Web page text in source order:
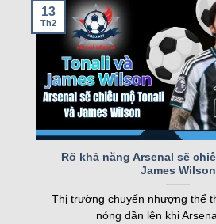
Một số tính năng nổi
Trang web sở hữu nhiều tính
ứng nhu cầu của cả người
Rõ khả năng Arsenal sẽ
James Wilson
Thị trường chuyển nhượng thể
nóng dần lên khi
13
Th2